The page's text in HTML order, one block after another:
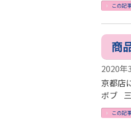
この記
商
2020年
京都店
ボブ
この記